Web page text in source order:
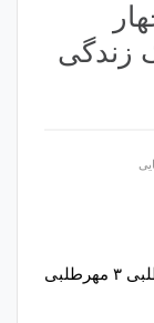
زندگی
این اولویت ها عبارتند از: ۱ کنترل ۲ برتری طلبی ۳ مهرطلبی